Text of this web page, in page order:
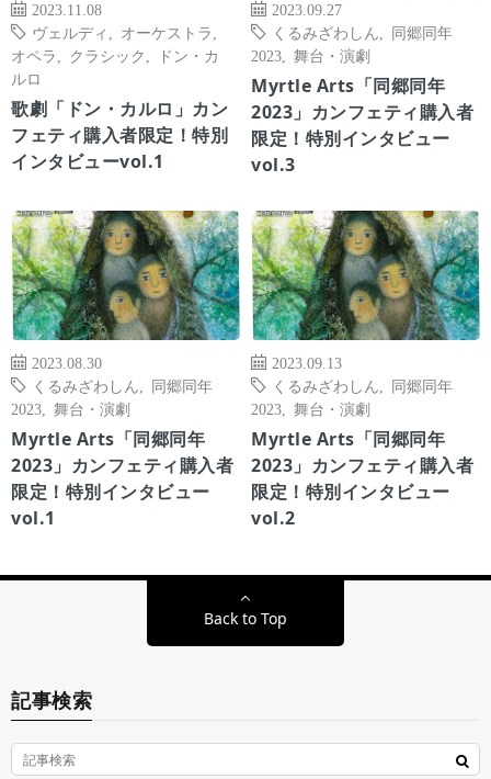
2023.11.08
ヴェルディ
オーケストラ
オペラ
クラシック
ドン・カ
ルロ
歌劇「ドン・カルロ」カン
フェティ購入者限定！特別
インタビューvol.1
2023.09.27
くるみざわしん
同郷同年
2023
舞台・演劇
Myrtle Arts「同郷同年
2023」カンフェティ購入者
限定！特別インタビュー
vol.3
2023.08.30
くるみざわしん
同郷同年
2023
舞台・演劇
Myrtle Arts「同郷同年
2023」カンフェティ購入者
限定！特別インタビュー
vol.1
2023.09.13
くるみざわしん
同郷同年
2023
舞台・演劇
Myrtle Arts「同郷同年
2023」カンフェティ購入者
限定！特別インタビュー
vol.2
Back to Top
記事検索